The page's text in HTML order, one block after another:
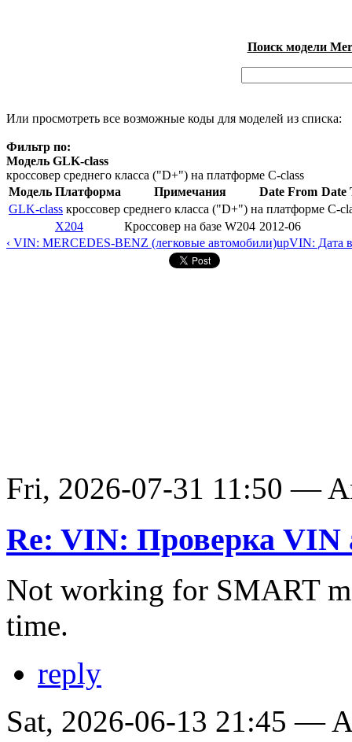
Поиск модели
Или просмотреть все возможные коды для моделей из списка:
Фильтр по:
Модель GLK-class
кроссовер среднего класса ("D+") на платформе C-class
Модель Платформа Примечания Date From Date
GLK-class кроссовер среднего класса ("D+") на платформе C-
X204
Кроссовер на базе W204 2012-06
‹ VIN: MERCEDES-BENZ (легковые автомобили)upVIN: Дата
Fri, 2026-07-31 11:50 —
Re: VIN: Проверка VIN
Not working for SMART
time.
reply
Sat, 2026-06-13 21:45 —